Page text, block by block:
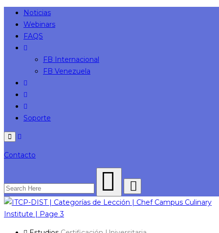
Noticias
Webinars
FAQS
FB Internacional
FB Venezuela
Soporte
Menu
Contacto